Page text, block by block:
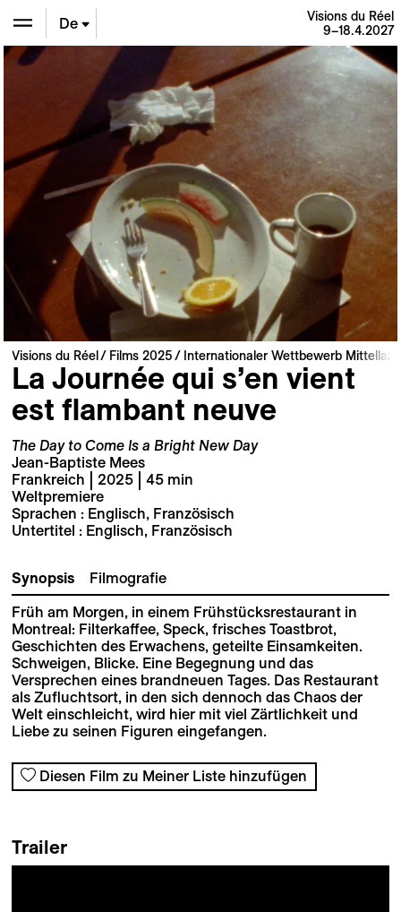
De
Visions du Réel
9–18.4.2027
Visions du Réel Films 2025 Internationaler Wettbewerb
La Journée qui s’en vient
est flambant neuve
The Day to Come Is a Bright New Day
Jean-Baptiste Mees
Frankreich | 2025 | 45 min
Weltpremiere
Sprachen : Englisch, Französisch
Untertitel : Englisch, Französisch
Synopsis Filmografie
Früh am Morgen, in einem Frühstücksrestaurant in
Montreal: Filterkaffee, Speck, frisches Toastbrot,
Geschichten des Erwachens, geteilte Einsamkeiten.
Schweigen, Blicke. Eine Begegnung und das
Versprechen eines brandneuen Tages. Das Restaurant
als Zufluchtsort, in den sich dennoch das Chaos der
Welt einschleicht, wird hier mit viel Zärtlichkeit und
Liebe zu seinen Figuren eingefangen.
Diesen Film zu Meiner Liste hinzufügen
Trailer